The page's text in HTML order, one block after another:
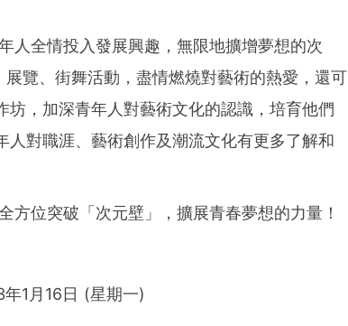
人全情投入發展興趣，無限地擴增夢想的次
覽、街舞活動，盡情燃燒對藝術的熱愛，還可
坊，加深青年人對藝術文化的認識，培育他們
對職涯、藝術創作及潮流文化有更多了解和
方位突破「次元壁」，擴展青春夢想的力量！
1月16日 (星期一)